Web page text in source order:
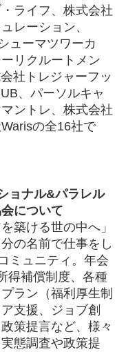
ライフ、株式会社
レーション、
ューマツワーカ
リクルートメン
社トレジャーフッ
、パーソルキャ
ントレ、株式会社
の全16社で
ョナル&パラレル
について
築ける世の中へ」
の名前で仕事をし
ミュニティ。年会
得補償制度、各種
ラン（福利厚生制
支援、ジョブ創
策提言など、様々
態調査や政策提